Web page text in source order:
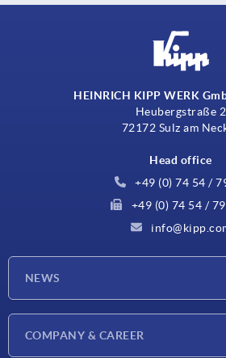
HEINRICH KIPP WERK
Heubergstraße 2
72172 Sulz am
Head office
+49 (0) 74 54 /
+49 (0) 74 54 /
NEWS
COMPANY & CAREER